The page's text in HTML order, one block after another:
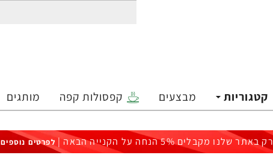
קטגוריות מבצעים קפסולות קפה מותגים
רק באתר שלנו מקבלים 5% הנחה על הקנייה הבאה | לפרטים נוספים